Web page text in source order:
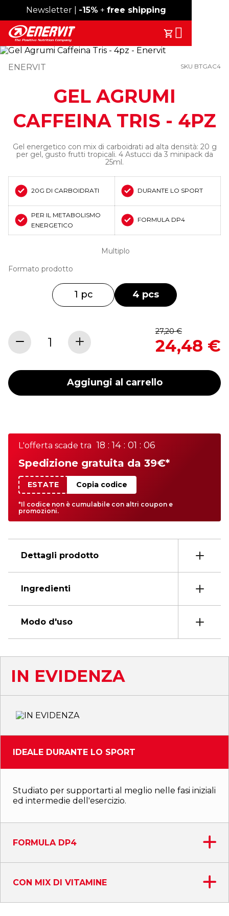
Spedizione gratuita sopra i 49€
Newsletter | -15% + free shipping
Il Tuo
Search
ENERVIT SKU BTGAC4
GEL AGRUMI
CAFFEINA TRIS - 4PZ
Gel energetico con mix di carboidrati ad alta densità: 20 g
per gel, gusto frutti tropicali. 4 Astucci da 3 minipack da
25ml.
20G DI CARBOIDRATI DURANTE LO SPORT
PER IL METABOLISMO
ENERGETICO
FORMULA DP4
Multiplo
Formato prodotto
1 pc 4 pcs
Special
24,48 €
Regular
Price
27,20 €
Aggiungi al carrello
L'offerta scade tra 18 : 14 : 01 : 06
Spedizione gratuita da 39€*
ESTATE Copia codice
*Il codice non è cumulabile con altri coupon e
promozioni.
Dettagli prodotto
Ingredienti
Modo d'uso
IN EVIDENZA
IDEALE DURANTE LO SPORT
Studiato per supportarti al meglio nelle fasi iniziali
ed intermedie dell'esercizio.
FORMULA DP4
CON MIX DI VITAMINE